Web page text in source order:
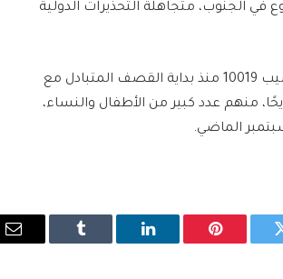
في الجنوب، متجاهلة التحذيرات الدولية
ووفقًا للأرقام الرسمية حتى مساء الثلاثاء، استشهد 2119 شخصًا وأصيب 10019 منذ بداية القصف المتبادل مع
في 8 أكتوبر/ تشرين الأول 2023، بينهم 1301 شهيد و3618 جريحًا، منهم عدد كبير من الأطفال والنساء،
تويتر بينتيريستلينكدإن Tumblr